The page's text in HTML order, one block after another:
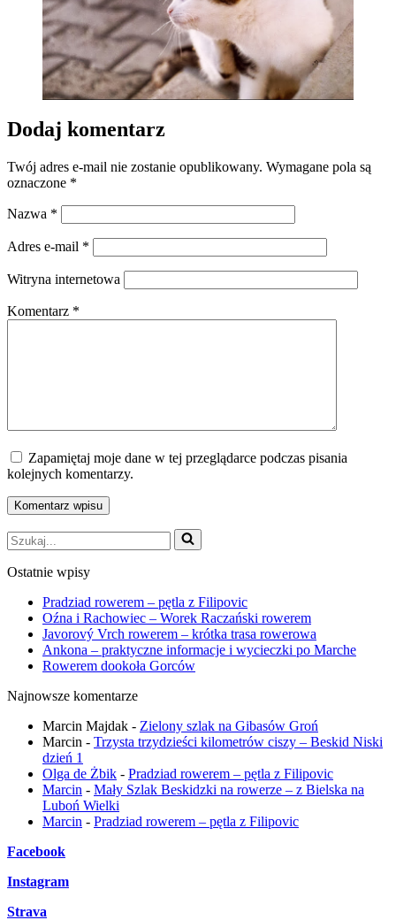
Dodaj komentarz
Twój adres e-mail nie zostanie opublikowany. Wymagane pola są
oznaczone *
Nazwa *
Adres e-mail *
Witryna internetowa
Komentarz *
Zapamiętaj moje dane w tej przeglądarce podczas pisania
kolejnych komentarzy.
Szukaj...
Ostatnie wpisy
Pradziad rowerem – pętla z Filipovic
Oźna i Rachowiec – Worek Raczański rowerem
Javorový Vrch rowerem – krótka trasa rowerowa
Ankona – praktyczne informacje i wycieczki po Marche
Rowerem dookoła Gorców
Najnowsze komentarze
Marcin Majdak - Zielony szlak na Gibasów Groń
Marcin - Trzysta trzydzieści kilometrów ciszy – Beskid Niski
dzień 1
Olga de Żbik - Pradziad rowerem – pętla z Filipovic
Marcin - Mały Szlak Beskidzki na rowerze – z Bielska na
Luboń Wielki
Marcin - Pradziad rowerem – pętla z Filipovic
Facebook
Instagram
Strava